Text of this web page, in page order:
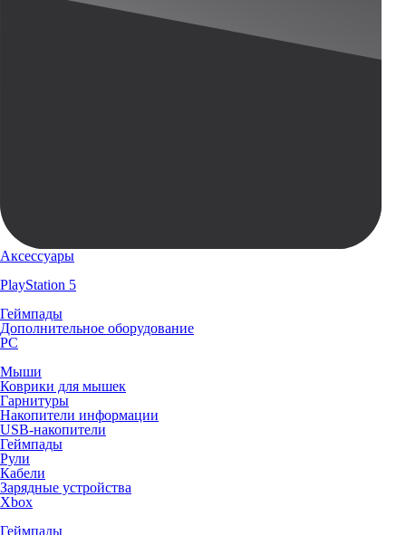
Аксессуары
PlayStation 5
Геймпады
Дополнительное оборудование
PC
Мыши
Коврики для мышек
Гарнитуры
Накопители информации
USB-накопители
Геймпады
Рули
Кабели
Зарядные устройства
Xbox
Геймпады